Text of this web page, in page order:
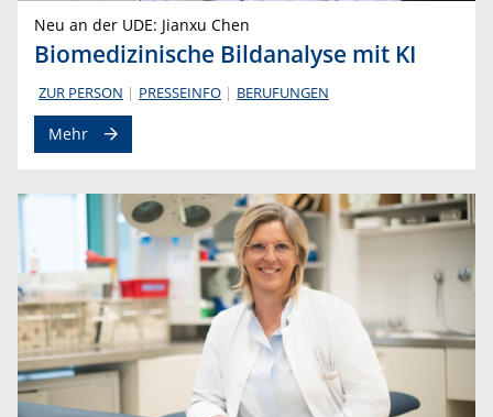
Neu an der UDE: Jianxu Chen
Biomedizinische Bildanalyse mit KI
ZUR PERSON PRESSEINFO BERUFUNGEN
Mehr